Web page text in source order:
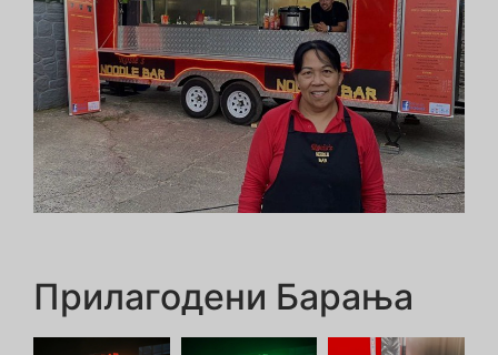
Прилагодени Барања